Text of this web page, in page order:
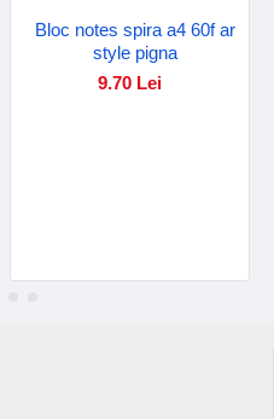
Bloc notes spira a4 60f ar
style pigna
9.70 Lei